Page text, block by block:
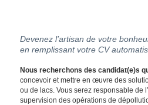
Devenez l’artisan de votre
en remplissant votre CV
Nous recherchons des candidat(e)s
concevoir et mettre en œuvre des
ou de lacs. Vous serez responsable de
supervision des opérations de